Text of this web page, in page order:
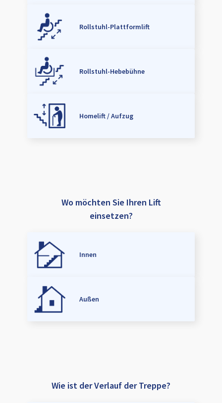
Rollstuhl-Plattformlift
Rollstuhl-Hebebühne
Homelift / Aufzug
Wo möchten Sie Ihren Lift
einsetzen?
Innen
Außen
Wie ist der Verlauf der Treppe?